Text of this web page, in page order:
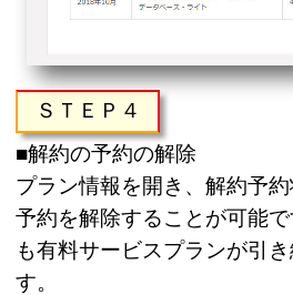
ＳＴＥＰ４
■解約の予約の解除
プラン情報を開き、解約予
予約を解除することが可能
も有料サービスプランが引
す。